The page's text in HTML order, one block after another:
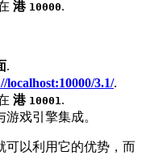
港 10000.
.
localhost:10000/3.1/.
港 10001 .
戏引擎集成。
可以利用它的优势，而